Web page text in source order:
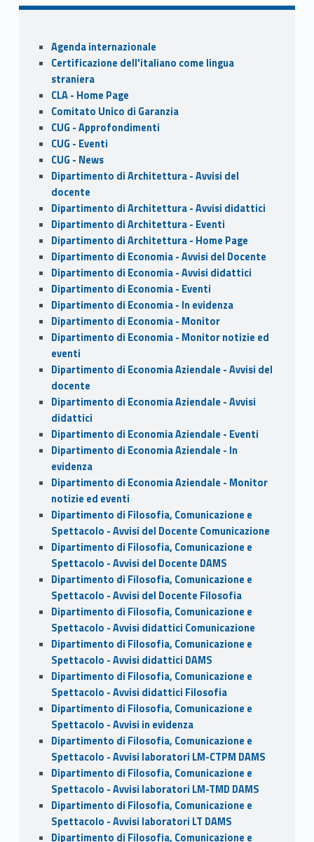
b
o
o
k
d
o
n
l e
Sidebar
Agenda internazionale
Certificazione dell'italiano come lingua
straniera
CLA - Home Page
Comitato Unico di Garanzia
CUG - Approfondimenti
CUG - Eventi
CUG - News
Dipartimento di Architettura - Avvisi del
docente
Dipartimento di Architettura - Avvisi didattici
Dipartimento di Architettura - Eventi
Dipartimento di Architettura - Home Page
Dipartimento di Economia - Avvisi del Docente
Dipartimento di Economia - Avvisi didattici
Dipartimento di Economia - Eventi
Dipartimento di Economia - In evidenza
Dipartimento di Economia - Monitor
Dipartimento di Economia - Monitor notizie ed
eventi
Dipartimento di Economia Aziendale - Avvisi del
docente
Dipartimento di Economia Aziendale - Avvisi
didattici
Dipartimento di Economia Aziendale - Eventi
Dipartimento di Economia Aziendale - In
evidenza
Dipartimento di Economia Aziendale - Monitor
notizie ed eventi
Dipartimento di Filosofia, Comunicazione e
Spettacolo - Avvisi del Docente Comunicazione
Dipartimento di Filosofia, Comunicazione e
Spettacolo - Avvisi del Docente DAMS
Dipartimento di Filosofia, Comunicazione e
Spettacolo - Avvisi del Docente Filosofia
Dipartimento di Filosofia, Comunicazione e
Spettacolo - Avvisi didattici Comunicazione
Dipartimento di Filosofia, Comunicazione e
Spettacolo - Avvisi didattici DAMS
Dipartimento di Filosofia, Comunicazione e
Spettacolo - Avvisi didattici Filosofia
Dipartimento di Filosofia, Comunicazione e
Spettacolo - Avvisi in evidenza
Dipartimento di Filosofia, Comunicazione e
Spettacolo - Avvisi laboratori LM-CTPM DAMS
Dipartimento di Filosofia, Comunicazione e
Spettacolo - Avvisi laboratori LM-TMD DAMS
Dipartimento di Filosofia, Comunicazione e
Spettacolo - Avvisi laboratori LT DAMS
Dipartimento di Filosofia, Comunicazione e